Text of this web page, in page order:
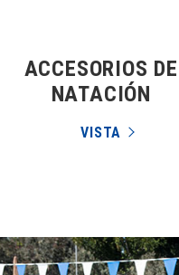
ACCESORIOS DE
NATACIÓN
VISTA